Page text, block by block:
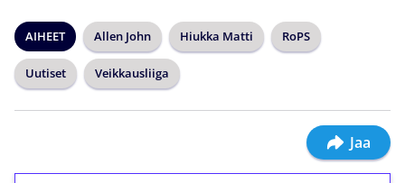
AIHEET Allen John Hiukka Matti RoPS
Uutiset Veikkausliiga
Jaa